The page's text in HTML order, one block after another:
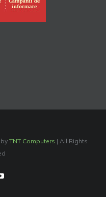
TNT Computers | All Rights
YouTube